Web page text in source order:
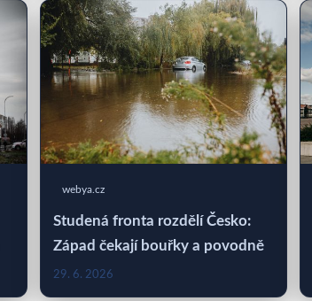
webya.cz
Studená fronta rozdělí Česko:
Západ čekají bouřky a povodně
29. 6. 2026